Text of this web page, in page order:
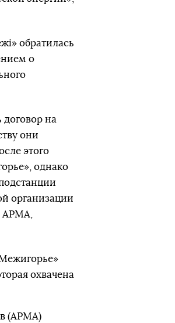
обратилась
о
на
они
этого
однако
организации
АРМА,
охвачена
(АРМА)